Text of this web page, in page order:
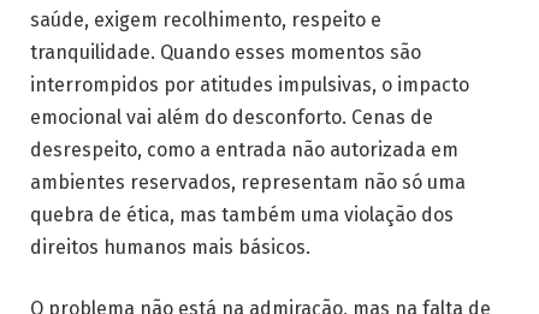
saúde, exigem recolhimento, respeito e
tranquilidade. Quando esses momentos são
interrompidos por atitudes impulsivas, o impacto
emocional vai além do desconforto. Cenas de
desrespeito, como a entrada não autorizada em
ambientes reservados, representam não só uma
quebra de ética, mas também uma violação dos
direitos humanos mais básicos.
O problema não está na admiração, mas na falta de